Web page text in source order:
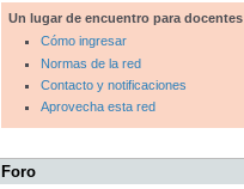
Un lugar de encuentro para docentes
Cómo ingresar
Normas de la red
Contacto y notificaciones
Aprovecha esta red
Foro